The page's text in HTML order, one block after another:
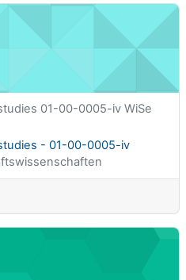
- 01-00-0005-iv
01-00-0005-iv WiSe
- 01-00-0005-iv
- 01-19-1M02-vu